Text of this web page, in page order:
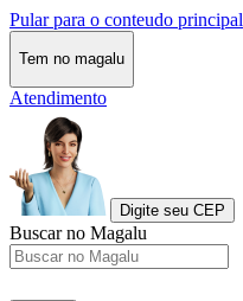
Pular para o conteudo principal
Tem no magalu
Atendimento
Digite seu CEP
Buscar no Magalu